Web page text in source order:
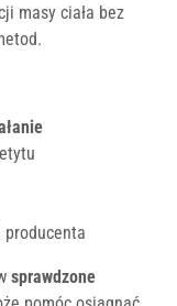
masy ciała bez
producenta
sprawdzone